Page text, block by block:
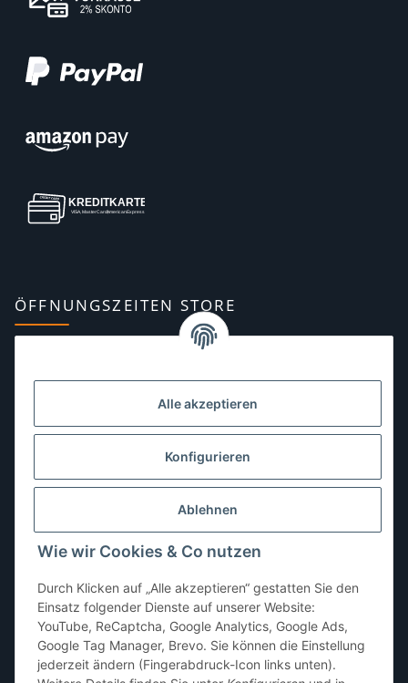
Alle akzeptieren
Konfigurieren
Ablehnen
Wie wir Cookies & Co nutzen
Durch Klicken auf „Alle akzeptieren“ gestatten Sie den
Einsatz folgender Dienste auf unserer Website:
YouTube, ReCaptcha, Google Analytics, Google Ads,
Google Tag Manager, Brevo. Sie können die Einstellung
jederzeit ändern (Fingerabdruck-Icon links unten).
ÖFFNUNGSZEITEN STORE
10:00–13:00, 14:00–18:00 Uhr
Dienstag:10:00–13:00, 14:00–16:00 Uhr
10:00–13:00 Uhr
Freitag:10:00–13:00, 14:00–18:00 Uhr
Sonntag: geschlossen